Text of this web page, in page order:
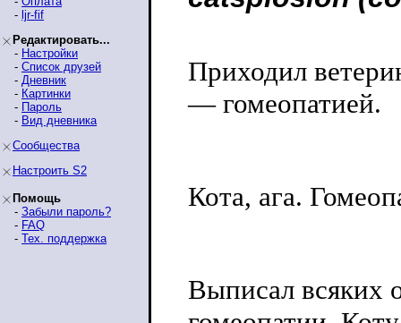
- ljr-fif
Редактировать...
- Настройки
- Список друзей
- Дневник
- Картинки
- Пароль
- Вид дневника
Сообщества
Настроить S2
Помощь
- Забыли пароль?
- FAQ
- Тех. поддержка
Приходил
— гомеопатией.
Кота, ага.
Выписал всяких